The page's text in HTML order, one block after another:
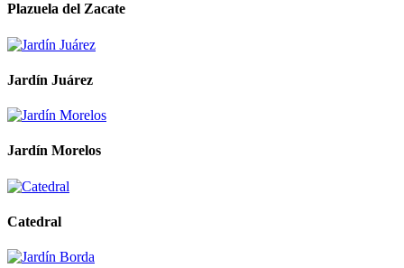
Plazuela del Zacate
Jardín Juárez
Jardín Morelos
Catedral